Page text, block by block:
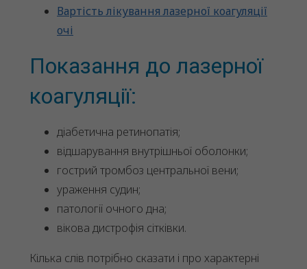
Вартість лікування лазерної коагуляції
очі
Показання до лазерної
коагуляції:
діабетична ретинопатія;
відшарування внутрішньої оболонки;
гострий тромбоз центральної вени;
ураження судин;
патології очного дна;
вікова дистрофія сітківки.
Кілька слів потрібно сказати і про характерні